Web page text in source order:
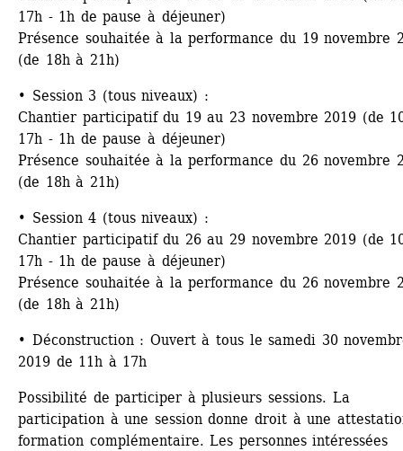
17h - 1h de pause à déjeuner)
Présence souhaitée à la performance du 19 novembre
(de 18h à 21h)
• Session 3 (tous niveaux) :
Chantier participatif du 19 au 23 novembre 2019 (de
17h - 1h de pause à déjeuner)
Présence souhaitée à la performance du 26 novembre
(de 18h à 21h)
• Session 4 (tous niveaux) :
Chantier participatif du 26 au 29 novembre 2019 (de
17h - 1h de pause à déjeuner)
Présence souhaitée à la performance du 26 novembre
(de 18h à 21h)
• Déconstruction: Ouvert à tous le samedi 30
2019 de 11h à 17h
Possibilité de participer à plusieurs sessions. La
participation à une session donne droit à une
formation complémentaire. Les personnes intéressées